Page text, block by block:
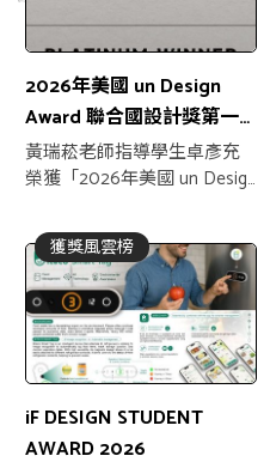
2026年美國 un Design
Award 聯合國設計獎第一
季
黃瑞菘老師指導學生卓彥充
榮獲「2026年美國 un Design
白金獎」
獲獎風雲榜
iF DESIGN STUDENT
AWARD 2026